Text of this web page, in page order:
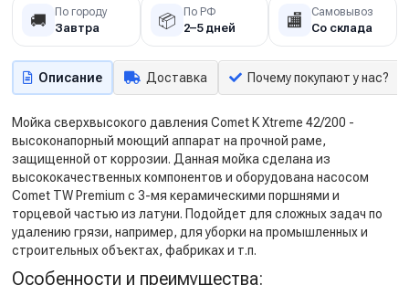
🚚 По городу
Завтра 📦 По РФ
2–5 дней 🏬 Самовывоз
Со склада
Описание Доставка Почему покупают у нас?
Мойка сверхвысокого давления Comet K Xtreme 42/200 -
высоконапорный моющий аппарат на прочной раме,
защищенной от коррозии. Данная мойка сделана из
высококачественных компонентов и оборудована насосом
Comet TW Premium с 3-мя керамическими поршнями и
торцевой частью из латуни. Подойдет для сложных задач по
удалению грязи, например, для уборки на промышленных и
строительных объектах, фабриках и т.п.
Особенности и преимущества: